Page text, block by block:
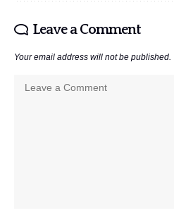
Leave a Comment
Your email address will not be published.